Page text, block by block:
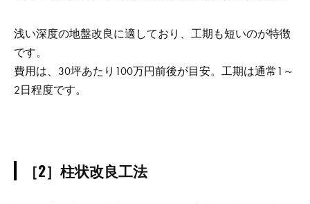
浅い深度の地盤改良に適しており、工期も短いのが特徴
です。
費用は、30坪あたり100万円前後が目安。工期は通常1～
2日程度です。
［2］柱状改良工法